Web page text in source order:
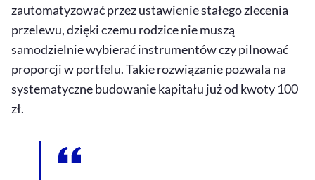
zautomatyzować przez ustawienie stałego zlecenia
przelewu, dzięki czemu rodzice nie muszą
samodzielnie wybierać instrumentów czy pilnować
proporcji w portfelu. Takie rozwiązanie pozwala na
systematyczne budowanie kapitału już od kwoty 100
zł.